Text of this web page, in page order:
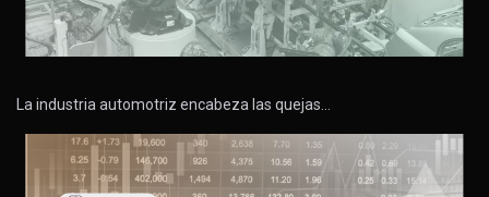
La industria automotriz encabeza las quejas…